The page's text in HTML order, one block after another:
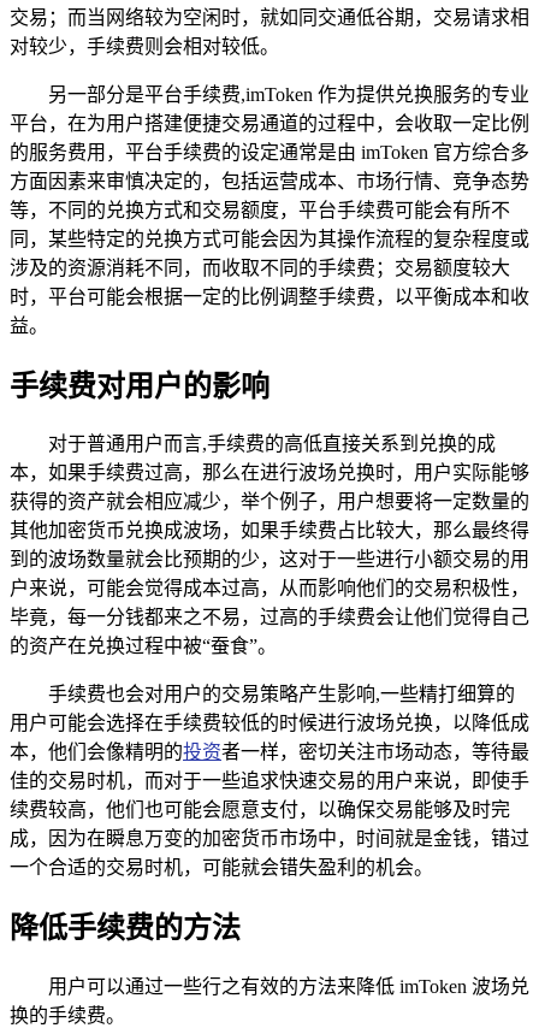
交易；而当网络较为空闲时，就如同交通低谷期，交易请求相
对较少，手续费则会相对较低。
另一部分是平台手续费,imToken 作为提供兑换服务的专业
平台，在为用户搭建便捷交易通道的过程中，会收取一定比例
的服务费用，平台手续费的设定通常是由 imToken 官方综合多
方面因素来审慎决定的，包括运营成本、市场行情、竞争态势
等，不同的兑换方式和交易额度，平台手续费可能会有所不
同，某些特定的兑换方式可能会因为其操作流程的复杂程度或
涉及的资源消耗不同，而收取不同的手续费；交易额度较大
时，平台可能会根据一定的比例调整手续费，以平衡成本和收
益。
手续费对用户的影响
对于普通用户而言,手续费的高低直接关系到兑换的成
本，如果手续费过高，那么在进行波场兑换时，用户实际能够
获得的资产就会相应减少，举个例子，用户想要将一定数量的
其他加密货币兑换成波场，如果手续费占比较大，那么最终得
到的波场数量就会比预期的少，这对于一些进行小额交易的用
户来说，可能会觉得成本过高，从而影响他们的交易积极性，
毕竟，每一分钱都来之不易，过高的手续费会让他们觉得自己
的资产在兑换过程中被“蚕食”。
手续费也会对用户的交易策略产生影响,一些精打细算的
用户可能会选择在手续费较低的时候进行波场兑换，以降低成
本，他们会像精明的投资者一样，密切关注市场动态，等待最
佳的交易时机，而对于一些追求快速交易的用户来说，即使手
续费较高，他们也可能会愿意支付，以确保交易能够及时完
成，因为在瞬息万变的加密货币市场中，时间就是金钱，错过
一个合适的交易时机，可能就会错失盈利的机会。
降低手续费的方法
用户可以通过一些行之有效的方法来降低 imToken 波场兑
换的手续费。